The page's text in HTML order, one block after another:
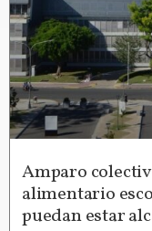
Amparo
alimentario
puedan estar